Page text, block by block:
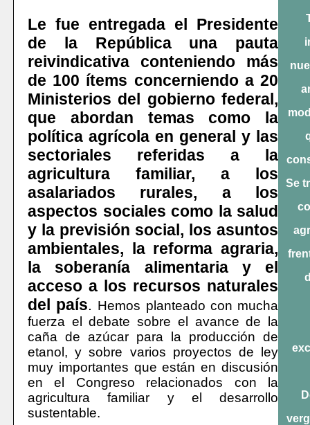
Se
Le fue entregada el Presidente
de la República una pauta
reivindicativa conteniendo más
de 100 ítems concerniendo a 20
Ministerios del gobierno federal,
que abordan temas como la
política agrícola en general y las
sectoriales referidas a la
agricultura familiar, a los
asalariados rurales, a los
aspectos sociales como la salud
y la previsión social, los asuntos
ambientales, la reforma agraria,
la soberanía alimentaria y el
acceso a los recursos naturales
del país
Hemos planteado con mucha
fuerza el debate sobre el avance de la
caña de azúcar para la producción de
etanol, y sobre varios proyectos de ley
muy importantes que están en discusión
en el Congreso relacionados con la
agricultura familiar y el desarrollo
sustentable.